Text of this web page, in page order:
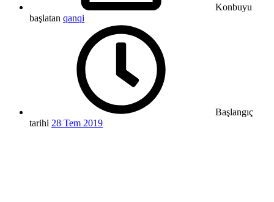
Konbuyu
başlatan qanqi
Başlangıç
tarihi 28 Tem 2019